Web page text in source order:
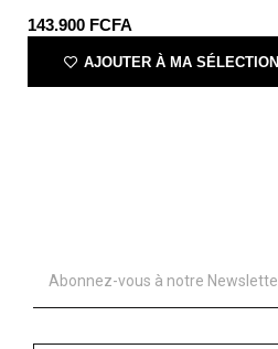
143.900 FCFA
AJOUTER À MA SÉLECTION